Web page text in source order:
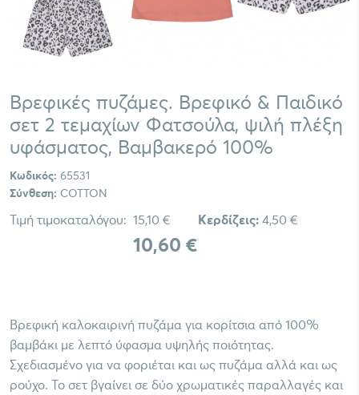
Βρεφικές πυζάμες. Βρεφικό & Παιδικό
σετ 2 τεμαχίων Φατσούλα, ψιλή πλέξη
υφάσματος, Βαμβακερό 100%
Κωδικός: 65531
Σύνθεση: COTTON
Τιμή τιμοκαταλόγου: 15,10 €
10,60 €
Κερδίζεις: 4,50 €
Βρεφική καλοκαιρινή πυζάμα για κορίτσια από 100%
βαμβάκι με λεπτό ύφασμα υψηλής ποιότητας.
Σχεδιασμένο για να φοριέται και ως πυζάμα αλλά και ως
ρούχο. Το σετ βγαίνει σε δύο χρωματικές παραλλαγές και